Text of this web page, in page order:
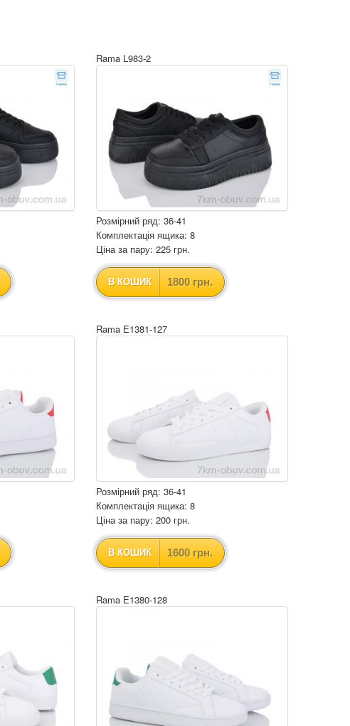
Rama L983-2
Розмірний ряд: 36-41
Комплектація ящика: 8
Ціна за пару: 225 грн.
В КОШИК 1800 грн.
Rama E1381-127
Розмірний ряд: 36-41
Комплектація ящика: 8
Ціна за пару: 200 грн.
В КОШИК 1600 грн.
Rama E1380-128